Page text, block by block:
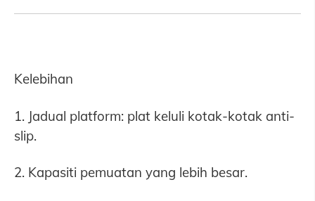
Kelebihan
1. Jadual platform: plat keluli kotak-kotak anti-
slip.
2. Kapasiti pemuatan yang lebih besar.